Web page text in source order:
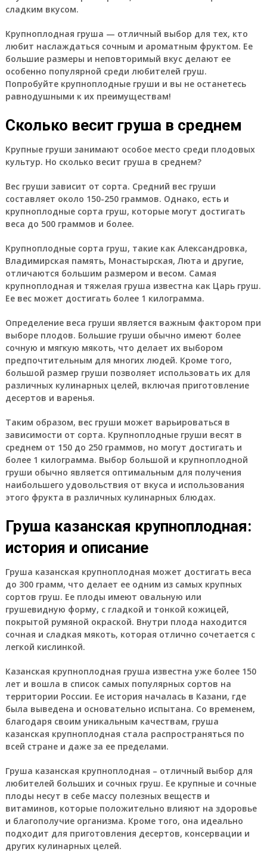
сладким вкусом.
Крупноплодная груша — отличный выбор для тех, кто
любит наслаждаться сочным и ароматным фруктом. Ее
большие размеры и неповторимый вкус делают ее
особенно популярной среди любителей груш.
Попробуйте крупноплодные груши и вы не останетесь
равнодушными к их преимуществам!
Сколько весит груша в среднем
Крупные груши занимают особое место среди плодовых
культур. Но сколько весит груша в среднем?
Вес груши зависит от сорта. Средний вес груши
составляет около 150-250 граммов. Однако, есть и
крупноплодные сорта груш, которые могут достигать
веса до 500 граммов и более.
Крупноплодные сорта груш, такие как Александровка,
Владимирская память, Монастырская, Люта и другие,
отличаются большим размером и весом. Самая
крупноплодная и тяжелая груша известна как Царь груш.
Ее вес может достигать более 1 килограмма.
Определение веса груши является важным фактором при
выборе плодов. Большие груши обычно имеют более
сочную и мягкую мякоть, что делает их выбором
предпочтительным для многих людей. Кроме того,
большой размер груши позволяет использовать их для
различных кулинарных целей, включая приготовление
десертов и варенья.
Таким образом, вес груши может варьироваться в
зависимости от сорта. Крупноплодные груши весят в
среднем от 150 до 250 граммов, но могут достигать и
более 1 килограмма. Выбор большой и крупноплодной
груши обычно является оптимальным для получения
наибольшего удовольствия от вкуса и использования
этого фрукта в различных кулинарных блюдах.
Груша казанская крупноплодная:
история и описание
Груша казанская крупноплодная может достигать веса
до 300 грамм, что делает ее одним из самых крупных
сортов груш. Ее плоды имеют овальную или
грушевидную форму, с гладкой и тонкой кожицей,
покрытой румяной окраской. Внутри плода находится
сочная и сладкая мякоть, которая отлично сочетается с
легкой кислинкой.
Казанская крупноплодная груша известна уже более 150
лет и вошла в список самых популярных сортов на
территории России. Ее история началась в Казани, где
была выведена и основательно испытана. Со временем,
благодаря своим уникальным качествам, груша
казанская крупноплодная стала распространяться по
всей стране и даже за ее пределами.
Груша казанская крупноплодная – отличный выбор для
любителей больших и сочных груш. Ее крупные и сочные
плоды несут в себе массу полезных веществ и
витаминов, которые положительно влияют на здоровье
и благополучие организма. Кроме того, она идеально
подходит для приготовления десертов, консервации и
других кулинарных целей.